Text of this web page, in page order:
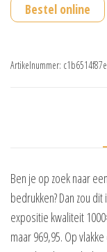
Bestel online
Artikelnummer:
Ben je op zoek naar
bedrukken? Dan zou
expositie kwaliteit
maar 969,95. Op